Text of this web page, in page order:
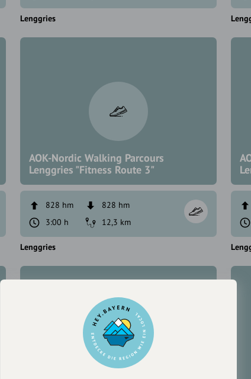
Lenggries
AOK-Nordic Walking Parcours
Lenggries "Fitness Route 3"
828 hm
828 hm
3:00 h
12,3 km
Lenggries